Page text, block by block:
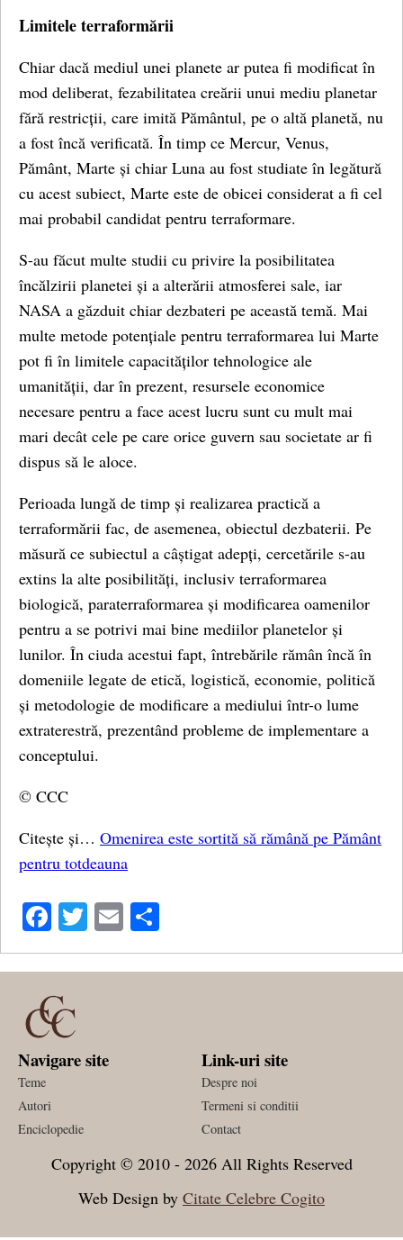
Limitele terraformării
Chiar dacă mediul unei planete ar putea fi modificat în
mod deliberat, fezabilitatea creării unui mediu planetar
fără restricții, care imită Pământul, pe o altă planetă, nu
a fost încă verificată. În timp ce Mercur, Venus,
Pământ, Marte și chiar Luna au fost studiate în legătură
cu acest subiect, Marte este de obicei considerat a fi cel
mai probabil candidat pentru terraformare.
S-au făcut multe studii cu privire la posibilitatea
încălzirii planetei și a alterării atmosferei sale, iar
NASA a găzduit chiar dezbateri pe această temă. Mai
multe metode potențiale pentru terraformarea lui Marte
pot fi în limitele capacităților tehnologice ale
umanității, dar în prezent, resursele economice
necesare pentru a face acest lucru sunt cu mult mai
mari decât cele pe care orice guvern sau societate ar fi
dispus să le aloce.
Perioada lungă de timp și realizarea practică a
terraformării fac, de asemenea, obiectul dezbaterii. Pe
măsură ce subiectul a câștigat adepți, cercetările s-au
extins la alte posibilități, inclusiv terraformarea
biologică, paraterraformarea și modificarea oamenilor
pentru a se potrivi mai bine mediilor planetelor și
lunilor. În ciuda acestui fapt, întrebările rămân încă în
domeniile legate de etică, logistică, economie, politică
și metodologie de modificare a mediului într-o lume
extraterestră, prezentând probleme de implementare a
conceptului.
© CCC
Citește și… Omenirea este sortită să rămână pe Pământ
pentru totdeauna
Facebook
Twitter
Email
Navigare site
Teme
Autori
Enciclopedie
Link-uri site
Despre noi
Termeni si conditii
Contact
Copyright © 2010 - 2026 All Rights Reserved
Web Design by Citate Celebre Cogito